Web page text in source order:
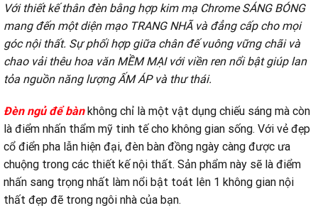
Với thiết kế thân đèn bằng hợp kim mạ Chrome SÁNG BÓNG
mang đến một diện mạo TRANG NHÃ và đẳng cấp cho mọi
góc nội thất. Sự phối hợp giữa chân đế vuông vững chãi và
chao vải thêu hoa văn MỀM MẠI với viền ren nổi bật giúp lan
tỏa nguồn năng lượng ẤM ÁP và thư thái.
Đèn ngủ để bàn không chỉ là một vật dụng chiếu sáng mà còn
là điểm nhấn thẩm mỹ tinh tế cho không gian sống. Với vẻ đẹp
cổ điển pha lẫn hiện đại, đèn bàn đồng ngày càng được ưa
chuộng trong các thiết kế nội thất. Sản phẩm này sẽ là điểm
nhấn sang trọng nhất làm nổi bật toát lên 1 không gian nội
thất đẹp đẽ trong ngôi nhà của bạn.